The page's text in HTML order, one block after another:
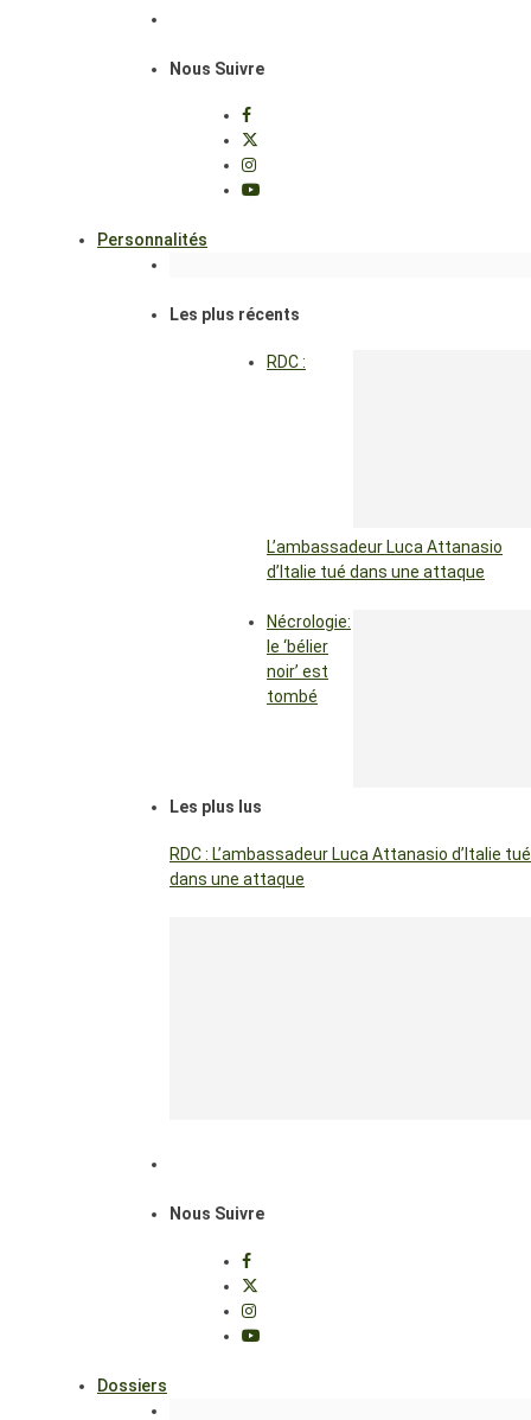
Nous Suivre
Personnalités
Les plus récents
RDC :
L’ambassadeur Luca Attanasio
d’Italie tué dans une attaque
Nécrologie:
le ‘bélier
noir’ est
tombé
Les plus lus
RDC : L’ambassadeur Luca Attanasio d’Italie tué
dans une attaque
Nous Suivre
Dossiers